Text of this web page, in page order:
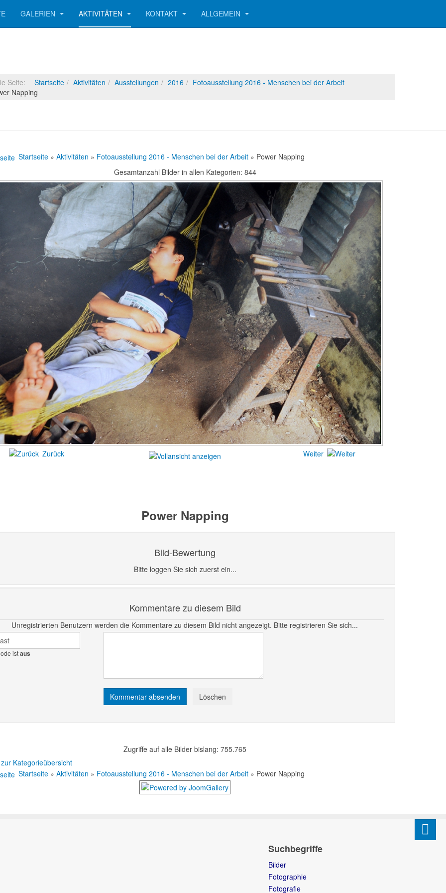
GALERIEN AKTIVITÄTEN KONTAKT ALLGEMEIN
Seite: Startseite Aktivitäten Ausstellungen 2016
Fotoausstellung 2016 - Menschen bei der Arbeit
Napping
Startseite » Aktivitäten » Fotoausstellung 2016 - Menschen bei der Arbeit » Power Napping
Gesamtanzahl Bilder in allen Kategorien: 844
Zurück Weiter
Power Napping
Bild-Bewertung
Bitte loggen Sie sich zuerst ein...
Kommentare zu diesem Bild
Unregistrierten Benutzern werden die Kommentare zu diesem Bild nicht angezeigt. Bitte registrieren Sie sich...
istaus
Zugriffe auf alle Bilder bislang: 755.765
Kategorieübersicht
Startseite » Aktivitäten » Fotoausstellung 2016 - Menschen bei der Arbeit » Power Napping
Suchbegriffe
Bilder
Fotographie
Fotografie